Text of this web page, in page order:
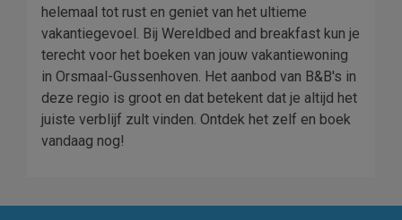
helemaal tot rust en geniet van het ultieme
vakantiegevoel. Bij Wereldbed and breakfast kun je
terecht voor het boeken van jouw vakantiewoning
in Orsmaal-Gussenhoven. Het aanbod van B&B's in
deze regio is groot en dat betekent dat je altijd het
juiste verblijf zult vinden. Ontdek het zelf en boek
vandaag nog!